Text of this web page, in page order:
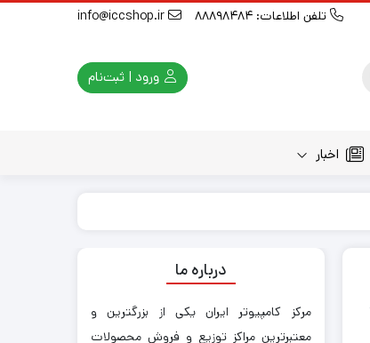
تلفن اطلاعات: 88898484
ورود | ثبت‌نام
اخبار
درباره ما
مرکز کامپیوتر ایران یکی از بزرگترین و
معتبرترین مراکز توزیع و فروش محصولات